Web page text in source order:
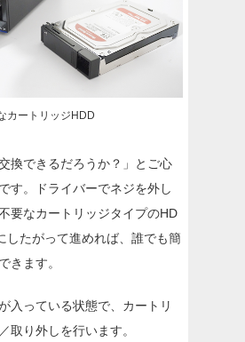
カートリッジHDD
換できるだろうか？」とご心
す。ドライバーでネジを外し
要なカートリッジタイプのHD
したがって進めれば、誰でも簡
きます。
入っている状態で、カートリ
取り外しを行います。